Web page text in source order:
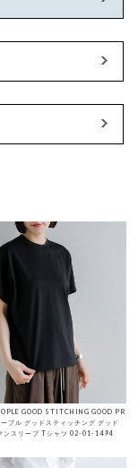
GOOD STITCHING GOOD PR
プル グッドスティッチング グッド
ンスリーブ Tシャツ 02-01-1494